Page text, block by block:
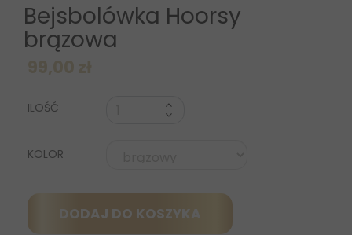
Bejsbolówka Hoorsy
brązowa
ILOŚĆ
KOLOR
DODAJ DO KOSZYKA